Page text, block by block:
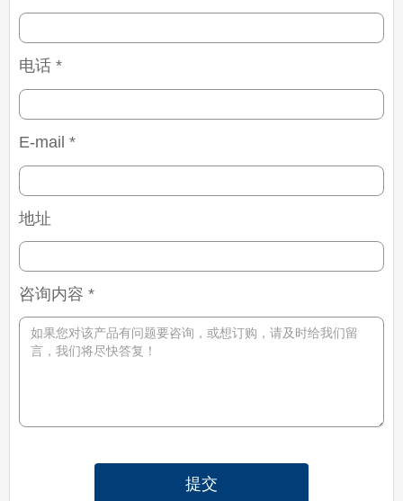
电话 *
E-mail *
地址
咨询内容 *
提交